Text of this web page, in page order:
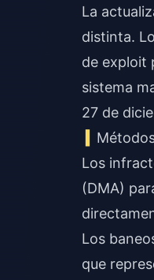
La
distinta.
de exploit
sistema
27 de
Los
(DMA)
Los
que